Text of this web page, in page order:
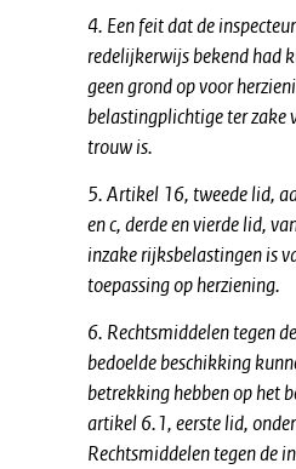
4. Een feit dat de
redelijkerwijs bekend had
geen grond op voor
belastingplichtige ter zake
trouw is.
5. Artikel 16, tweede lid,
en c, derde en vierde lid,
inzake rijksbelastingen is
toepassing op herziening.
6. Rechtsmiddelen tegen
bedoelde beschikking
betrekking hebben op het
artikel 6.1, eerste lid,
Rechtsmiddelen tegen de